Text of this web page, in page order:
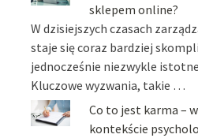
sklepem online?
W dzisiejszych czasach
staje się coraz bardziej
jednocześnie niezwykle
Kluczowe wyzwania, takie …
Co to jest karma –
kontekście